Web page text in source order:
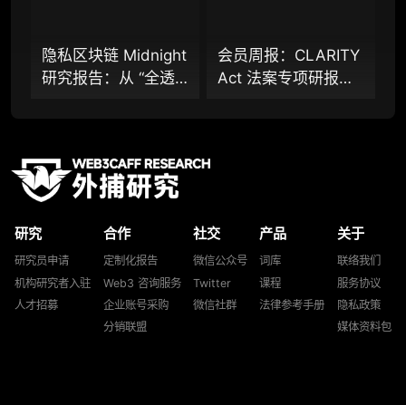
分析师 1 对 1 沟通（1 小时，话题需审核）
淀内容）
机构专属社群（与业内高管、机构、基金等共
可下载报告 PDF 版（24 次/年）
数据库产品 CSV 下载（可根据请求“全量”提
供，2次/年）
隐私区块链 Midnight
研究报告：从 “全透
走向现实？全景式拆
解其背景、技术架
采用挑战
会员周报：CLARITY
Act 法案专项研报：
研究
研究员申请
机构研究者入驻
人才招募
合作
定制化报告
Web3 咨询服务
企业账号采购
分销联盟
社交
微信公众号
Twitter
微信社群
产品
词库
课程
法律参考手册
关于
联络我们
服务协议
隐私政策
媒体资料包